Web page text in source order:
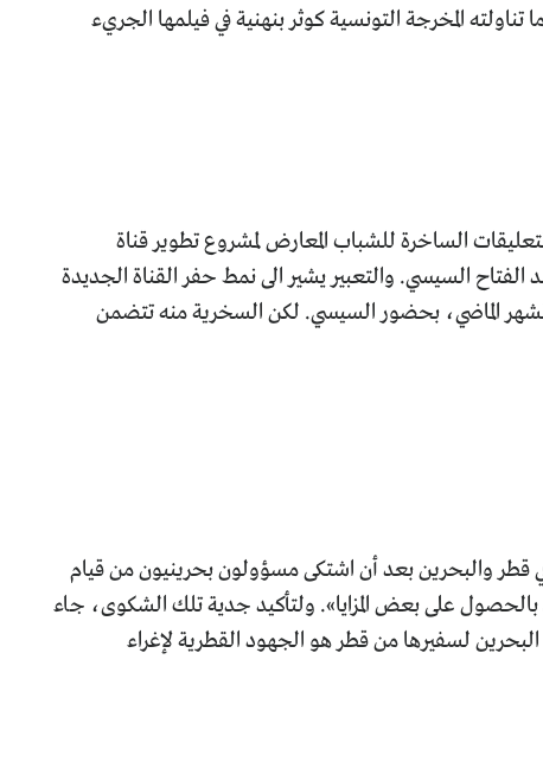
المخرجة التونسية كوثر بنهنية في فيلمها الجريء
الساخرة للشباب المعارض لمشروع تطوير قناة
السيسي. والتعبير يشير الى نمط حفر القناة الجديدة
الماضي، بحضور السيسي. لكن السخرية منه تتضمن
في قطر والبحرين بعد أن اشتكى مسؤولون بحرينيون من قيام
على بعض المزايا». ولتأكيد جدية تلك الشكوى، جاء
لسفيرها من قطر هو الجهود القطرية لإغراء